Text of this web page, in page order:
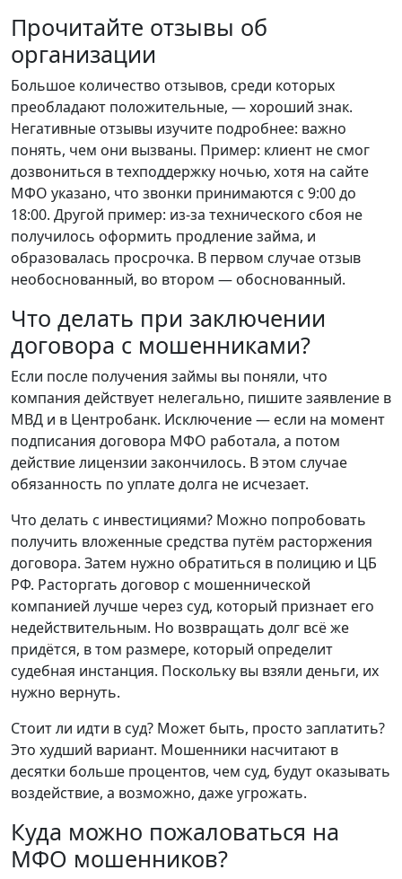
Прочитайте отзывы об
организации
Большое количество отзывов, среди которых
преобладают положительные, — хороший знак.
Негативные отзывы изучите подробнее: важно
понять, чем они вызваны. Пример: клиент не смог
дозвониться в техподдержку ночью, хотя на сайте
МФО указано, что звонки принимаются с 9:00 до
18:00. Другой пример: из-за технического сбоя не
получилось оформить продление займа, и
образовалась просрочка. В первом случае отзыв
необоснованный, во втором — обоснованный.
Что делать при заключении
договора с мошенниками?
Если после получения займы вы поняли, что
компания действует нелегально, пишите заявление в
МВД и в Центробанк. Исключение — если на момент
подписания договора МФО работала, а потом
действие лицензии закончилось. В этом случае
обязанность по уплате долга не исчезает.
Что делать с инвестициями? Можно попробовать
получить вложенные средства путём расторжения
договора. Затем нужно обратиться в полицию и ЦБ
РФ. Расторгать договор с мошеннической
компанией лучше через суд, который признает его
недействительным. Но возвращать долг всё же
придётся, в том размере, который определит
судебная инстанция. Поскольку вы взяли деньги, их
нужно вернуть.
Стоит ли идти в суд? Может быть, просто заплатить?
Это худший вариант. Мошенники насчитают в
десятки больше процентов, чем суд, будут оказывать
воздействие, а возможно, даже угрожать.
Куда можно пожаловаться на
МФО мошенников?